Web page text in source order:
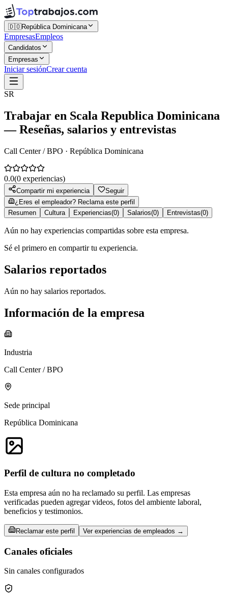
🇩🇴República Dominicana
EmpresasEmpleos
Candidatos
Empresas
Iniciar sesiónCrear cuenta
SR
Trabajar en Scala Republica Dominicana
— Reseñas, salarios y entrevistas
Call Center / BPO · República Dominicana
0.0(0 experiencias)
Compartir mi experiencia
Seguir
¿Eres el empleador? Reclama este perfil
Resumen
Cultura Experiencias(0) Salarios(0) Entrevistas(0)
Aún no hay experiencias compartidas sobre esta empresa.
Sé el primero en compartir tu experiencia.
Salarios reportados
Aún no hay salarios reportados.
Información de la empresa
Industria
Call Center / BPO
Sede principal
República Dominicana
Perfil de cultura no completado
Esta empresa aún no ha reclamado su perfil. Las empresas
verificadas pueden agregar videos, fotos del ambiente laboral,
beneficios y testimonios.
Reclamar este perfil Ver experiencias de empleados →
Canales oficiales
Sin canales configurados